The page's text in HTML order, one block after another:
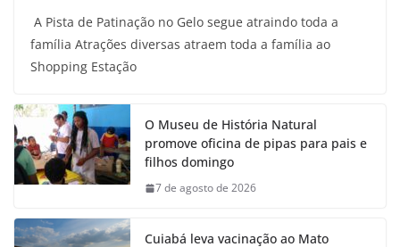
A Pista de Patinação no Gelo segue atraindo toda a
família Atrações diversas atraem toda a família ao
Shopping Estação
O Museu de História Natural
promove oficina de pipas para pais e
filhos domingo
7 de agosto de 2026
Cuiabá leva vacinação ao Mato